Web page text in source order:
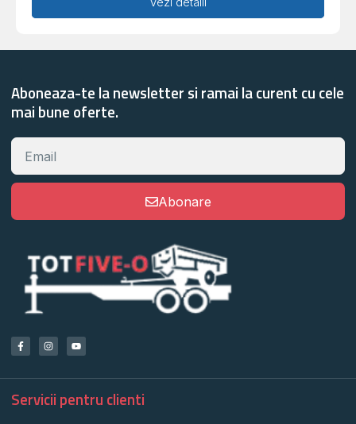
Aboneaza-te la newsletter si ramai la curent cu cele
mai bune oferte.
Abonare
Servicii pentru clienti